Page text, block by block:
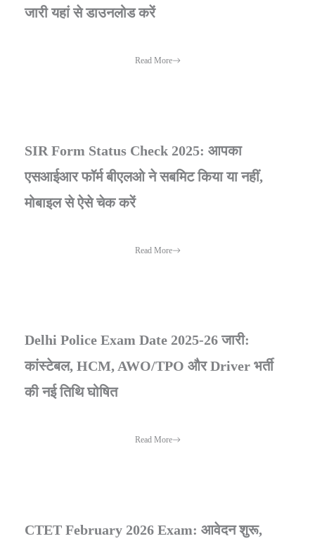
जारी यहां से डाउनलोड करें
Read More
SIR Form Status Check 2025: आपका
एसआईआर फॉर्म बीएलओ ने सबमिट किया या नहीं,
मोबाइल से ऐसे चेक करें
Read More
Delhi Police Exam Date 2025-26 जारी:
कांस्टेबल, HCM, AWO/TPO और Driver भर्ती
की नई तिथि घोषित
Read More
CTET February 2026 Exam: आवेदन शुरू,